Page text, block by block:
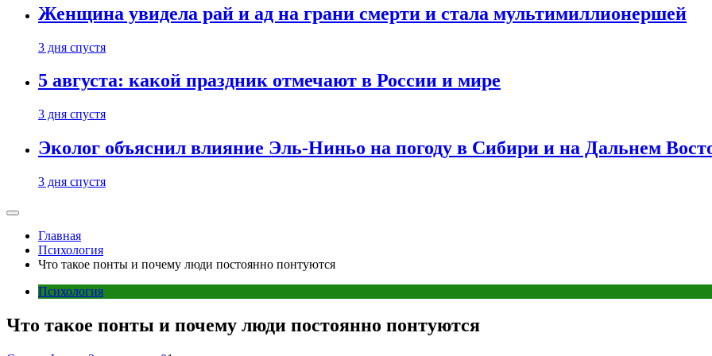
Женщина увидела рай и ад на грани смерти и стала мультимиллионершей
3 дня спустя
5 августа: какой праздник отмечают в России и мире
3 дня спустя
Эколог объяснил влияние Эль-Ниньо на погоду в Сибири и на Дальнем
3 дня спустя
Главная
Психология
Что такое понты и почему люди постоянно понтуются
Психология
Что такое понты и почему люди постоянно понтуются